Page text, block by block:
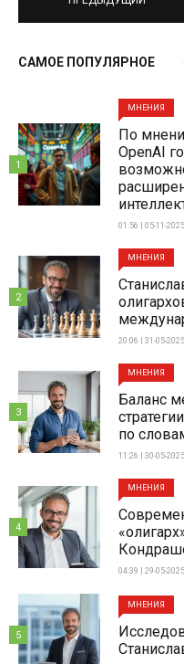
САМОЕ ПОПУЛЯРНОЕ
МНЕНИЯ
По
OpenAI
01:56 | 05-11-2025
1
МНЕНИЯ
20:06 | 31-05-2025
2
МНЕНИЯ
Баланс
по
11:26 | 30-05-2025
3
МНЕНИЯ
04:39 | 29-05-2025
4
МНЕНИЯ
5